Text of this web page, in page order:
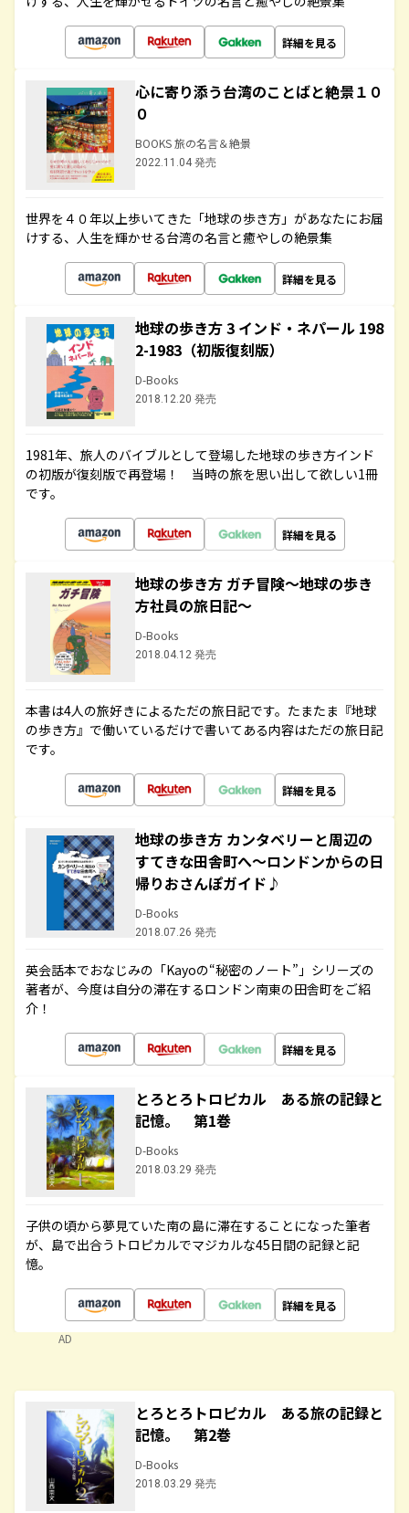
詳細を見る
心に寄り添う台湾のことばと絶景１０
０
BOOKS 旅の名言＆絶景
2022.11.04 発売
世界を４０年以上歩いてきた「地球の歩き方」があなたにお届
けする、人生を輝かせる台湾の名言と癒やしの絶景集
詳細を見る
地球の歩き方 3 インド・ネパール 198
2-1983（初版復刻版）
D-Books
2018.12.20 発売
1981年、旅人のバイブルとして登場した地球の歩き方インド
の初版が復刻版で再登場！ 当時の旅を思い出して欲しい1冊
です。
詳細を見る
地球の歩き方 ガチ冒険～地球の歩き
方社員の旅日記～
D-Books
2018.04.12 発売
本書は4人の旅好きによるただの旅日記です。たまたま『地球
の歩き方』で働いているだけで書いてある内容はただの旅日記
です。
詳細を見る
地球の歩き方 カンタベリーと周辺の
すてきな田舎町へ～ロンドンからの日
帰りおさんぽガイド♪
D-Books
2018.07.26 発売
英会話本でおなじみの「Kayoの“秘密のノート”」シリーズの
著者が、今度は自分の滞在するロンドン南東の田舎町をご紹
介！
詳細を見る
とろとろトロピカル ある旅の記録と
記憶。 第1巻
D-Books
2018.03.29 発売
子供の頃から夢見ていた南の島に滞在することになった筆者
が、島で出合うトロピカルでマジカルな45日間の記録と記
憶。
詳細を見る
AD
とろとろトロピカル ある旅の記録と
記憶。 第2巻
D-Books
2018.03.29 発売